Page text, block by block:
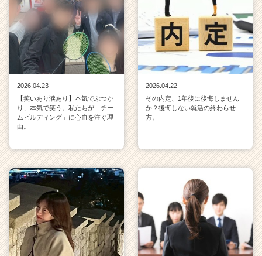
2026.04.23
【笑いあり涙あり】本気でぶつか
り、本気で笑う。私たちが「チー
ムビルディング」に心血を注ぐ理
由。
2026.04.22
その内定、1年後に後悔しません
か？後悔しない就活の終わらせ
方。